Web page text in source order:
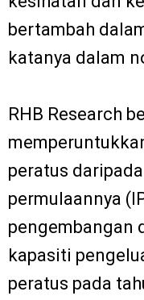
bertambah
katanya dalam
RHB Research
peratus
permulaannya
pengembangan
kapasiti
peratus pada